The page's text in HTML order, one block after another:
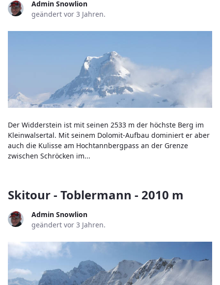
Admin Snowlion
geändert vor 3 Jahren.
Der Widderstein ist mit seinen 2533 m der höchste Berg im
Kleinwalsertal. Mit seinem Dolomit-Aufbau dominiert er aber
auch die Kulisse am Hochtannbergpass an der Grenze
zwischen Schröcken im...
Skitour - Toblermann - 2010 m
Admin Snowlion
geändert vor 3 Jahren.